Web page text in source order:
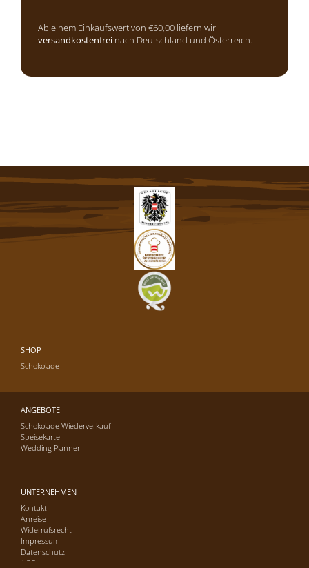
Ab einem Einkaufswert von €60,00 liefern wir
versandkostenfrei nach Deutschland und Österreich.
SHOP
Schokolade
ANGEBOTE
Schokolade Wiederverkauf
Speisekarte
Wedding Planner
UNTERNEHMEN
Kontakt
Anreise
Widerrufsrecht
Impressum
Datenschutz
AGB